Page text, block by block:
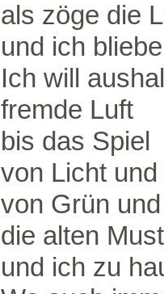
als zöge die
und ich
Ich will
fremde Luft
bis das Spiel
von Licht
von Grün
die alten
und ich zu